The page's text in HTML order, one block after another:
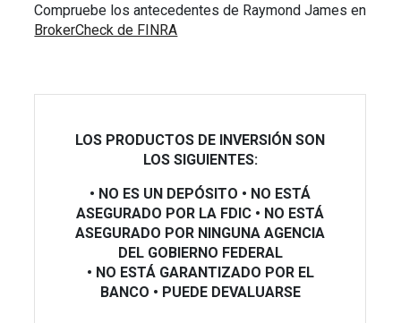
Compruebe los antecedentes de Raymond James en
BrokerCheck de FINRA
LOS PRODUCTOS DE INVERSIÓN SON
LOS SIGUIENTES:
• NO ES UN DEPÓSITO • NO ESTÁ
ASEGURADO POR LA FDIC • NO ESTÁ
ASEGURADO POR NINGUNA AGENCIA
DEL GOBIERNO FEDERAL
• NO ESTÁ GARANTIZADO POR EL
BANCO • PUEDE DEVALUARSE